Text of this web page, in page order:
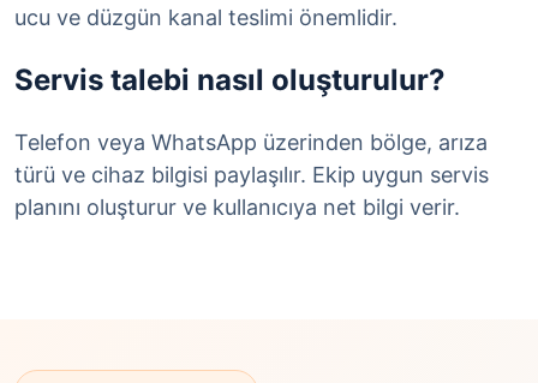
ucu ve düzgün kanal teslimi önemlidir.
Servis talebi nasıl oluşturulur?
Telefon veya WhatsApp üzerinden bölge, arıza
türü ve cihaz bilgisi paylaşılır. Ekip uygun servis
planını oluşturur ve kullanıcıya net bilgi verir.